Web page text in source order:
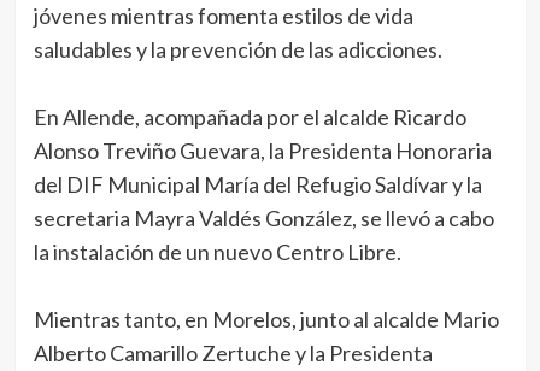
jóvenes mientras fomenta estilos de vida
saludables y la prevención de las adicciones.
En Allende, acompañada por el alcalde Ricardo
Alonso Treviño Guevara, la Presidenta Honoraria
del DIF Municipal María del Refugio Saldívar y la
secretaria Mayra Valdés González, se llevó a cabo
la instalación de un nuevo Centro Libre.
Mientras tanto, en Morelos, junto al alcalde Mario
Alberto Camarillo Zertuche y la Presidenta